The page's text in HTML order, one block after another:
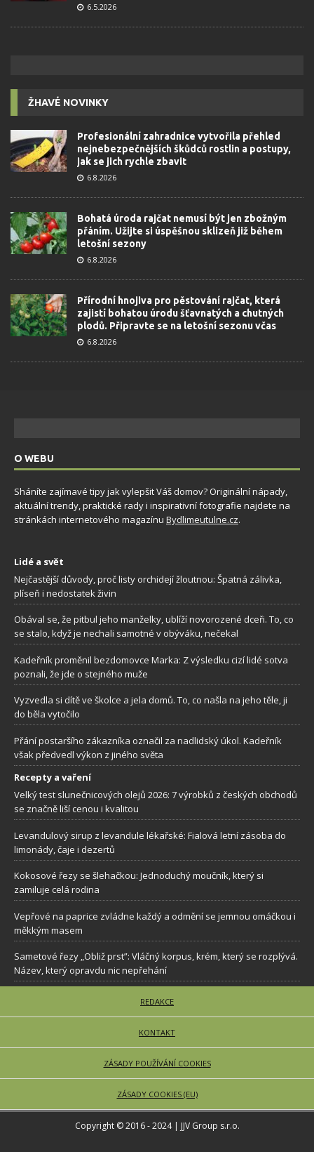
6.5.2026
ŽHAVÉ NOVINKY
Profesionální zahradnice vytvořila přehled
nejnebezpečnějších škůdců rostlin a postupy,
jak se jich rychle zbavit
6.8.2026
Bohatá úroda rajčat nemusí být jen zbožným
přáním. Užijte si úspěšnou sklizeň již během
letošní sezony
6.8.2026
Přírodní hnojiva pro pěstování rajčat, která
zajistí bohatou úrodu šťavnatých a chutných
plodů. Připravte se na letošní sezonu včas
6.8.2026
O WEBU
Sháníte zajímavé tipy jak vylepšit Váš domov? Originální nápady,
aktuální trendy, praktické rady i inspirativní fotografie najdete na
stránkách internetového magazínu Bydlimeutulne.cz.
Lidé a svět
Nejčastější důvody, proč listy orchidejí žloutnou: Špatná zálivka,
plíseň i nedostatek živin
Obával se, že pitbul jeho manželky, ublíží novorozené dceři. To, co
se stalo, když je nechali samotné v obýváku, nečekal
Kadeřník proměnil bezdomovce Marka: Z výsledku cizí lidé sotva
poznali, že jde o stejného muže
Vyzvedla si dítě ve školce a jela domů. To, co našla na jeho těle, ji
do běla vytočilo
Přání postaršího zákazníka označil za nadlidský úkol. Kadeřník
však předvedl výkon z jiného světa
Recepty a vaření
Velký test slunečnicových olejů 2026: 7 výrobků z českých obchodů
se značně liší cenou i kvalitou
Levandulový sirup z levandule lékařské: Fialová letní zásoba do
limonády, čaje i dezertů
Kokosové řezy se šlehačkou: Jednoduchý moučník, který si
zamiluje celá rodina
Vepřové na paprice zvládne každý a odmění se jemnou omáčkou i
měkkým masem
Sametové řezy „Obliž prst”: Vláčný korpus, krém, který se rozplývá.
Název, který opravdu nic nepřehání
REDAKCE
KONTAKT
ZÁSADY POUŽÍVÁNÍ COOKIES
ZÁSADY COOKIES (EU)
Copyright © 2016 - 2024 | JJV Group s.r.o.